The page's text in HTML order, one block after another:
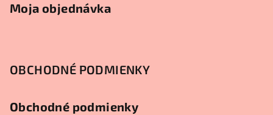
Moja objednávka
OBCHODNÉ PODMIENKY
Obchodné podmienky